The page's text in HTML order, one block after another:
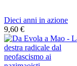
Dieci anni in azione
9,60 €